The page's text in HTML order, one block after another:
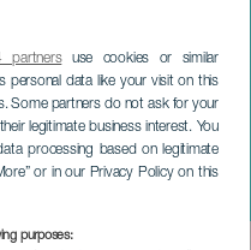
partnersuse cookies or similar
personal data like your visit on this
Some partners do not ask for your
legitimate business interest. You
processing based on legitimate
or in our Privacy Policy on this
purposes:
&